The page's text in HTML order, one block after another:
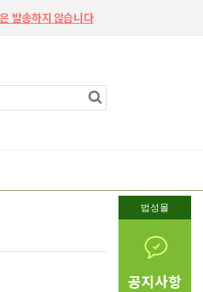
법성몰
공지사항
발송하지 않습니다